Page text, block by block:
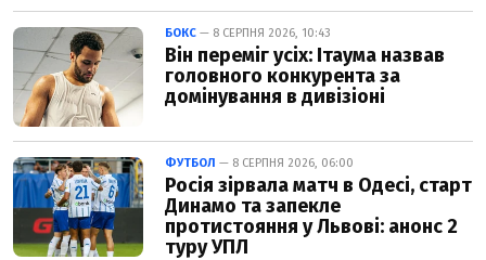
БОКС — 8 СЕРПНЯ 2026, 10:43
Він переміг усіх: Ітаума назвав
головного конкурента за
домінування в дивізіоні
ФУТБОЛ — 8 СЕРПНЯ 2026, 06:00
Росія зірвала матч в Одесі, старт
Динамо та запекле
протистояння у Львові: анонс 2
туру УПЛ